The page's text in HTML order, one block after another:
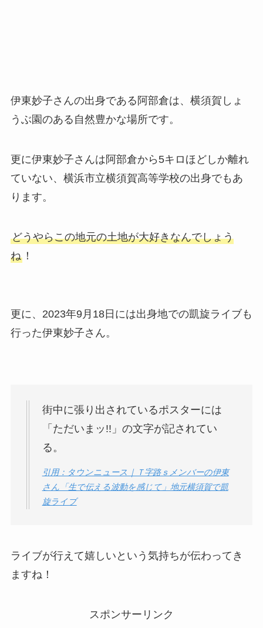
伊東妙子さんの出身である阿部倉は、横須賀しょ
うぶ園のある自然豊かな場所です。
更に伊東妙子さんは阿部倉から5キロほどしか離れ
ていない、横浜市立横須賀高等学校の出身でもあ
ります。
どうやらこの地元の土地が大好きなんでしょう
ね！
更に、2023年9月18日には出身地での凱旋ライブも
行った伊東妙子さん。
街中に張り出されているポスターには
「ただいまッ!!」の文字が記されてい
る。
引用：タウンニュース｜Ｔ字路ｓメンバーの伊東
さん「生で伝える波動を感じて」地元横須賀で凱
旋ライブ
ライブが行えて嬉しいという気持ちが伝わってき
ますね！
スポンサーリンク